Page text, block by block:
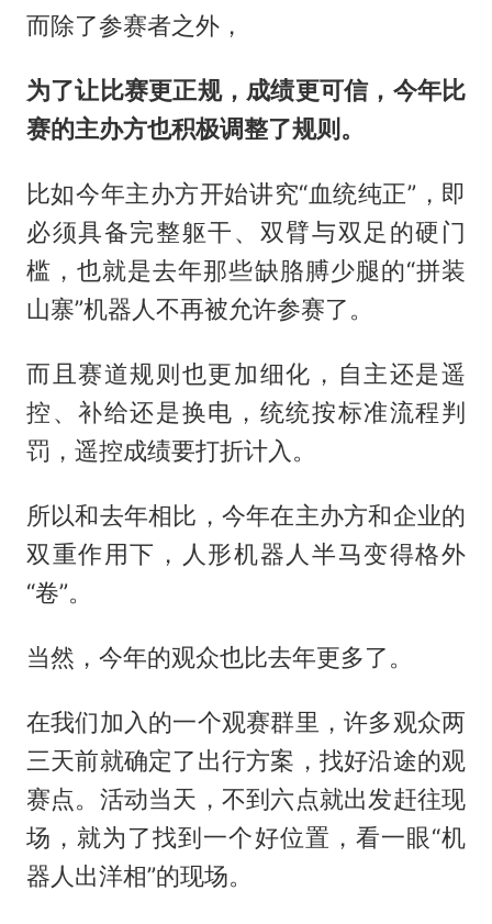
而除了参赛者之外，
为了让比赛更正规，成绩更可信，今年比
赛的主办方也积极调整了规则。
比如今年主办方开始讲究“血统纯正”，即
必须具备完整躯干、双臂与双足的硬门
槛，也就是去年那些缺胳膊少腿的“拼装
山寨”机器人不再被允许参赛了。
而且赛道规则也更加细化，自主还是遥
控、补给还是换电，统统按标准流程判
罚，遥控成绩要打折计入。
所以和去年相比，今年在主办方和企业的
双重作用下，人形机器人半马变得格外
“卷”。
当然，今年的观众也比去年更多了。
在我们加入的一个观赛群里，许多观众两
三天前就确定了出行方案，找好沿途的观
赛点。活动当天，不到六点就出发赶往现
场，就为了找到一个好位置，看一眼“机
器人出洋相”的现场。